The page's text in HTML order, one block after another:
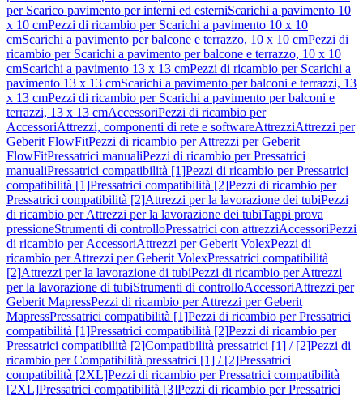
per Scarico pavimento per interni ed esterniScarichi a pavimento 10
x 10 cmPezzi di ricambio per Scarichi a pavimento 10 x 10
cmScarichi a pavimento per balcone e terrazzo, 10 x 10 cmPezzi di
ricambio per Scarichi a pavimento per balcone e terrazzo, 10 x 10
cmScarichi a pavimento 13 x 13 cmPezzi di ricambio per Scarichi a
pavimento 13 x 13 cmScarichi a pavimento per balconi e terrazzi, 13
x 13 cmPezzi di ricambio per Scarichi a pavimento per balconi e
terrazzi, 13 x 13 cmAccessoriPezzi di ricambio per
AccessoriAttrezzi, componenti di rete e softwareAttrezziAttrezzi per
Geberit FlowFitPezzi di ricambio per Attrezzi per Geberit
FlowFitPressatrici manualiPezzi di ricambio per Pressatrici
manualiPressatrici compatibilità [1]Pezzi di ricambio per Pressatrici
compatibilità [1]Pressatrici compatibilità [2]Pezzi di ricambio per
Pressatrici compatibilità [2]Attrezzi per la lavorazione dei tubiPezzi
di ricambio per Attrezzi per la lavorazione dei tubiTappi prova
pressioneStrumenti di controlloPressatrici con attrezziAccessoriPezzi
di ricambio per AccessoriAttrezzi per Geberit VolexPezzi di
ricambio per Attrezzi per Geberit VolexPressatrici compatibilità
[2]Attrezzi per la lavorazione di tubiPezzi di ricambio per Attrezzi
per la lavorazione di tubiStrumenti di controlloAccessoriAttrezzi per
Geberit MapressPezzi di ricambio per Attrezzi per Geberit
MapressPressatrici compatibilità [1]Pezzi di ricambio per Pressatrici
compatibilità [1]Pressatrici compatibilità [2]Pezzi di ricambio per
Pressatrici compatibilità [2]Compatibilità pressatrici [1] / [2]Pezzi di
ricambio per Compatibilità pressatrici [1] / [2]Pressatrici
compatibilità [2XL]Pezzi di ricambio per Pressatrici compatibilità
[2XL]Pressatrici compatibilità [3]Pezzi di ricambio per Pressatrici